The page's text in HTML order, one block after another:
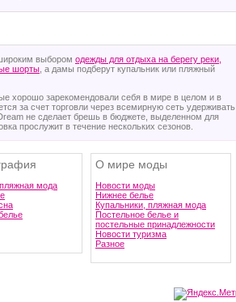
выбором одежды для отдыха на берегу реки,
шорты , а дамы подберут купальник или пляжный
хорошо зарекомендовали себя в мире в целом и в
за счет торговли через всемирную сеть удерживать
не сделает брешь в бюджете, выделенном для
прослужит в течение нескольких сезонов.
мода
О мире моды
Новости моды
Нижнее белье
Купальники, пляжная мода
Постельное белье и
постельные принадлежности
Новости туризма
Разное